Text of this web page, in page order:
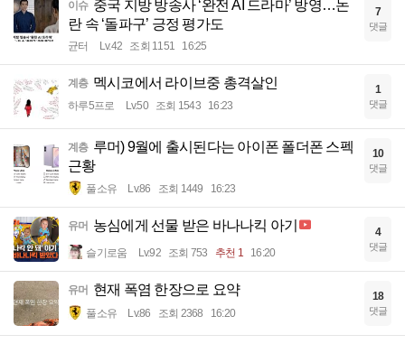
이슈 중국 지방 방송사 ‘완전 AI 드라마’ 방영…논
란 속 ‘돌파구’ 긍정 평가도
균터 Lv.42 조회 1151 16:25
7
댓글
계층 멕시코에서 라이브중 총격살인
하루5프로 Lv.50 조회 1543 16:23
1
댓글
계층 루머) 9월에 출시된다는 아이폰 폴더폰 스펙
근황
풀소유 Lv.86 조회 1449 16:23
10
댓글
유머 농심에게 선물 받은 바나나킥 아기
슬기로움 Lv.92 조회 753 추천 1 16:20
4
댓글
유머 현재 폭염 한장으로 요약
풀소유 Lv.86 조회 2368 16:20
18
댓글